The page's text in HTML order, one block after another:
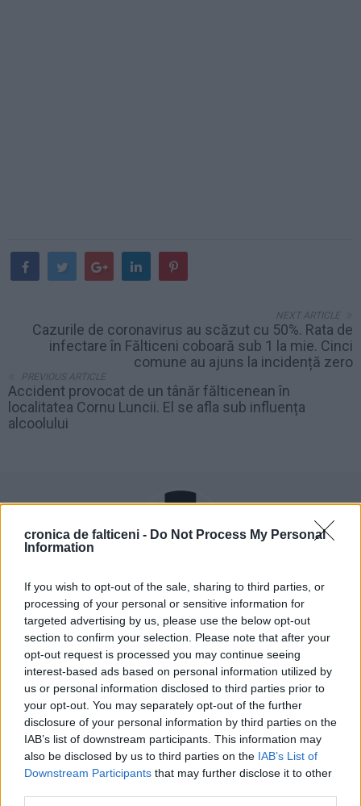
cronica de falticeni - Do Not Process My Personal
Information
If you wish to opt-out of the sale, sharing to third parties, or
processing of your personal or sensitive information for
targeted advertising by us, please use the below opt-out
section to confirm your selection. Please note that after your
opt-out request is processed you may continue seeing
interest-based ads based on personal information utilized by
us or personal information disclosed to third parties prior to
your opt-out. You may separately opt-out of the further
disclosure of your personal information by third parties on the
IAB’s list of downstream participants. This information may
also be disclosed by us to third parties on the IAB’s List of
Downstream Participants that may further disclose it to other
NEXT ARTICLE
Cazurile de coronavirus au scăzut cu 50%. Rata de
infectare în Fălticeni coboară sub 1 la mie. Cinci
comune au ajuns la incidență zero
PREVIOUS ARTICLE
Accident provocat de un tânăr fălticenean în
localitatea Cornu Luncii. El se afla sub influența
alcoolului
Rudy Hödl
ȘTIRI
LOCAL LOCAL